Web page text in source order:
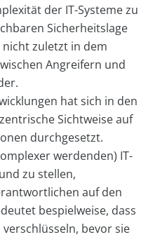
der IT-Systeme zu
Sicherheitslage
zuletzt in dem
Angreifern und
hat sich in den
Sichtweise auf
durchgesetzt.
werdenden) IT-
zu stellen,
auf den
bespielweise, dass
bevor sie